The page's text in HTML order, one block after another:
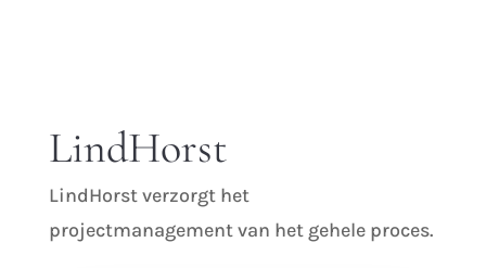
LindHorst
LindHorst verzorgt het
projectmanagement van het gehele proces.